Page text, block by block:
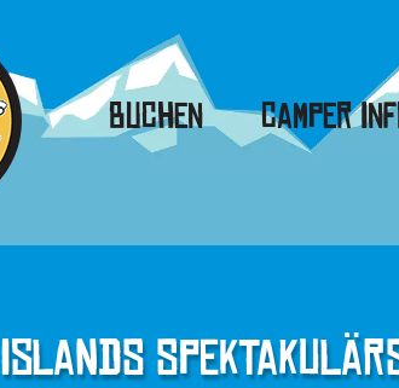
Buchen Camper
Islands